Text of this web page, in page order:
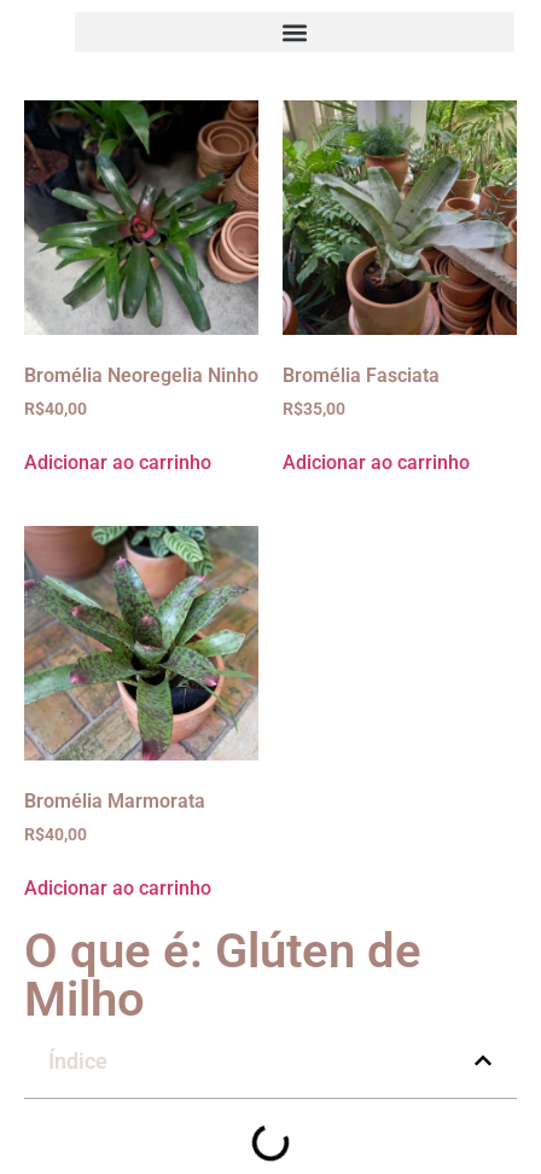
Bromélia Neoregelia Ninho
R$40,00
Adicionar ao carrinho
Bromélia Fasciata
R$35,00
Adicionar ao carrinho
Bromélia Marmorata
R$40,00
Adicionar ao carrinho
O que é: Glúten de
Milho
Índice